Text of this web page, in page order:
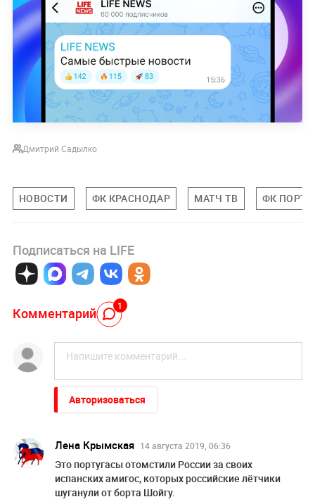
Дмитрий Садылко
НОВОСТИ ФК КРАСНОДАР МАТЧ ТВ ФК ПОРТУ
Подписаться на LIFE
Комментарий 1
Авторизоваться
Лена Крымская 14 августа 2019, 06:36
Это португасы отомстили России за своих
испанских амигос, которых российские лётчики
шуганули от борта Шойгу.